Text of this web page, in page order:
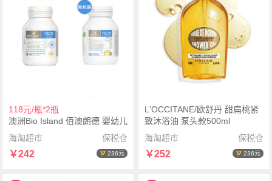
118元/瓶*2瓶
澳洲Bio Island 佰澳朗德 婴幼儿
鳕鱼肝油 90粒*2瓶
海淘超市 保税仓
￥242 236元
L'OCCITANE/欧舒丹 甜扁桃紧
致沐浴油 泵头款500ml
海淘超市
保税仓
￥252 236元